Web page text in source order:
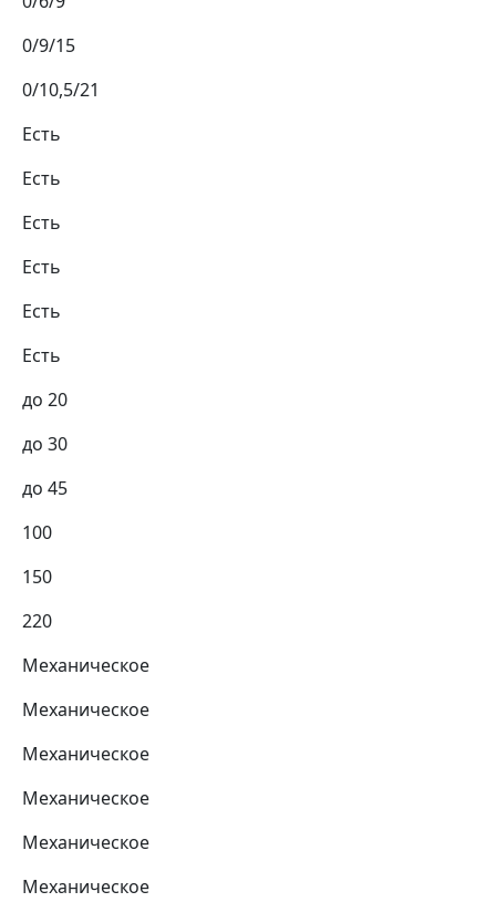
0/9/15
0/10,5/21
Есть
Есть
Есть
Есть
Есть
Есть
до 20
до 30
до 45
100
150
220
Механическое
Механическое
Механическое
Механическое
Механическое
Механическое